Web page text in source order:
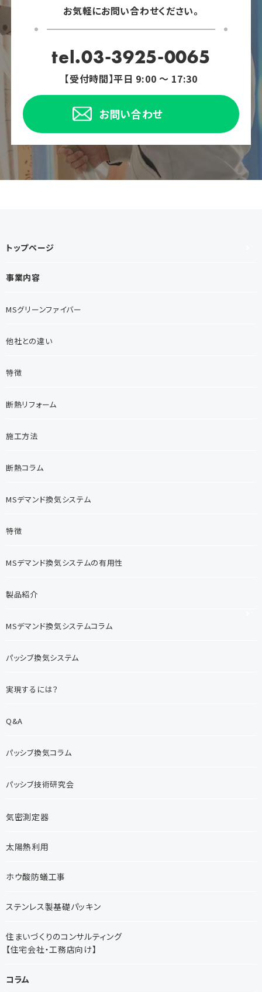
お気軽にお問い合わせください。
tel.03-3925-0065
【受付時間】平日 9:00 ～ 17:30
お問い合わせ
トップページ
事業内容
MSグリーンファイバー
他社との違い
特徴
断熱リフォーム
施工方法
断熱コラム
MSデマンド換気システム
特徴
MSデマンド換気システムの有用性
製品紹介
MSデマンド換気システムコラム
パッシブ換気システム
実現するには？
Q&A
パッシブ換気コラム
パッシブ技術研究会
気密測定器
太陽熱利用
ホウ酸防蟻工事
ステンレス製基礎パッキン
住まいづくりのコンサルティング
【住宅会社・工務店向け】
コラム